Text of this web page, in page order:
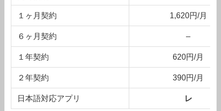
１ヶ月契約 1,620円/月
６ヶ月契約 –
１年契約 620円/月
２年契約 390円/月
日本語対応アプリ レ